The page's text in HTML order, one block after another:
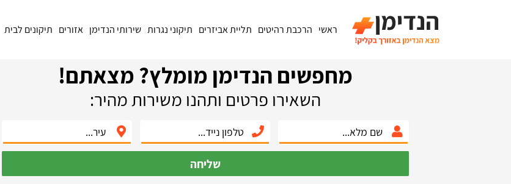
ראשי הרכבת רהיטים תליית אביזרים תיקוני נגרות שירותי הנדימן אזורים תיקונים לבית
מחפשים הנדימן מומלץ? מצאתם!
השאירו פרטים ותהנו משירות מהיר:
שליחה